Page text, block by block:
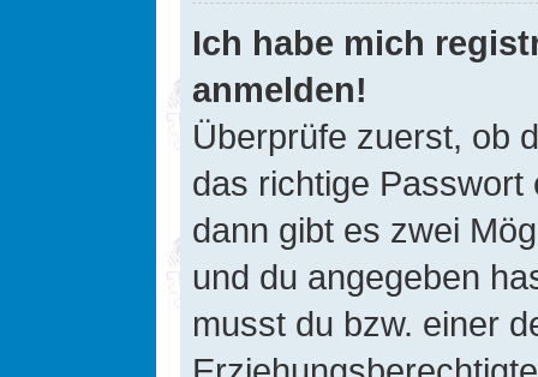
Ich habe mich
anmelden!
Überprüfe zuerst, ob
das richtige Passwort
dann gibt es zwei
und du angegeben
musst du bzw. einer